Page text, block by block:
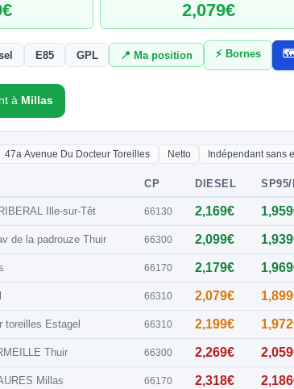
2,079€
E85 GPL 📍 Ma position ⚡ Bornes 🗺️
à Millas
47a Avenue Du Docteur Toreilles Netto Indépendant sans
CP DIESEL SP95/
Ille-sur-Têt 66130 2,169€
de la padrouze Thuir 66300 2,099€
66170 2,179€
66310 2,079€
toreilles Estagel 66310 2,199€
Thuir 66300 2,269€
Millas 66170 2,318€